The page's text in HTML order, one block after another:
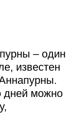
– один
известен
дней можно